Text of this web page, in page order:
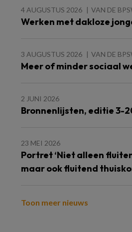
4 AUGUSTUS 2026 VAN DE
Werken met dakloze
3 AUGUSTUS 2026 VAN DE
Meer of minder sociaal
2 JUNI 2026
Bronnenlijsten, editie 3-
23 MEI 2026
Portret ‘Niet alleen
maar ook fluitend
Toon meer nieuws